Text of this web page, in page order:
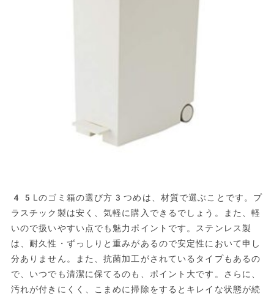
45Lのゴミ箱の選び方3つめは、材質で選ぶことです。プ
ラスチック製は安く、気軽に購入できるでしょう。また、軽
いので扱いやすい点でも魅力ポイントです。ステンレス製
は、耐久性・ずっしりと重みがあるので安定性において申し
分ありません。また、抗菌加工がされているタイプもあるの
で、いつでも清潔に保てるのも、ポイント大です。さらに、
汚れが付きにくく、こまめに掃除をするとキレイな状態が続